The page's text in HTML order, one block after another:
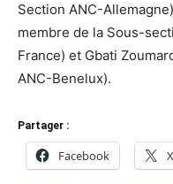
Section ANC-Allemagne)
membre de la Sous-
France) et Gbati
ANC-Benelux).
Partager :
Facebook X